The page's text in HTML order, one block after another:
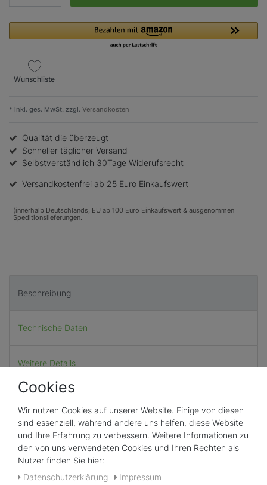
Wunschliste
* inkl. ges. MwSt. zzgl. Versandkosten
Qualität die überzeugt
Schneller täglicher Versand
Selbstverständlich 30Tage Widerufsrecht
Versandkostenfrei ab 25 Euro Einkaufswert
(innerhalb Deutschlands, EU ab 100 Euro Einkaufswert & ausgenommen
Speditionslieferungen.
Beschreibung
Technische Daten
Weitere Details
Abbildungen können vom Original abweichen.
Cookies
Wir nutzen Cookies auf unserer Website. Einige von diesen
sind essenziell, während andere uns helfen, diese Website
und Ihre Erfahrung zu verbessern. Weitere Informationen zu
den von uns verwendeten Cookies und Ihren Rechten als
Nutzer finden Sie hier:
Daten­schutz­erklärung
Impressum